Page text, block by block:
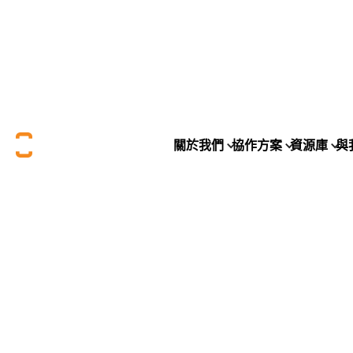
關於我們 協作方案 資源庫 與